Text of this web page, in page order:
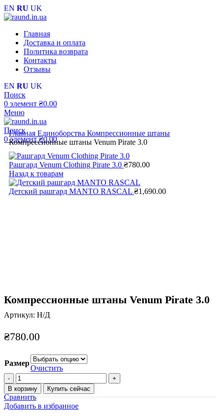
EN RU UK
Главная
Доставка и оплата
Политика возврата
Контакты
Отзывы
EN RU UK
Поиск
0 элемент ₴0.00
Меню
Поиск
0элемент ₴0.00
Главная Единоборства Компрессионные штаны
Компрессионные штаны Venum Pirate 3.0
Рашгард Venum Clothing Pirate 3.0 ₴780.00
Назад к товарам
Детский рашгард MANTO RASCAL ₴1,690.00
Компрессионные штаны Venum Pirate 3.0
Артикул: Н/Д
₴780.00
Размер
Очистить
Количество
товара
Компрессионные
штаны
Venum
В корзину Купить сейчас
Сравнить
Добавить в избранное